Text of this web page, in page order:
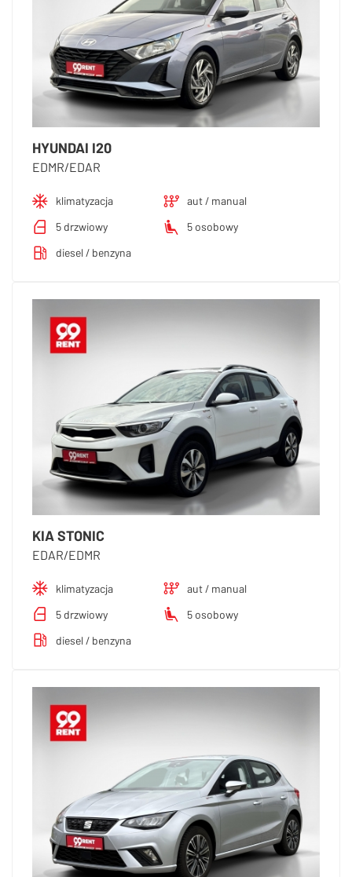
HYUNDAI I20
EDMR/EDAR
klimatyzacja
aut / manual
5 drzwiowy
5 osobowy
diesel / benzyna
KIA STONIC
EDAR/EDMR
klimatyzacja
aut / manual
5 drzwiowy
5 osobowy
diesel / benzyna